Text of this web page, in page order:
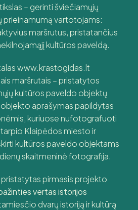
– gerinti šviečiamųjų
prieinamumą vartotojams:
maršrutus, pristatančius
kultūros paveldą.
www.krastogidas.lt
maršrutais – pristatytos
kultūros paveldo objektų
aprašymas papildytas
kuriuose nufotografuoti
Klaipėdos miesto ir
kultūros paveldo objektams
skaitmeninė fotografija.
pristatytas pirmasis projekto
vertas istorijos
dvarų istoriją ir kultūrą